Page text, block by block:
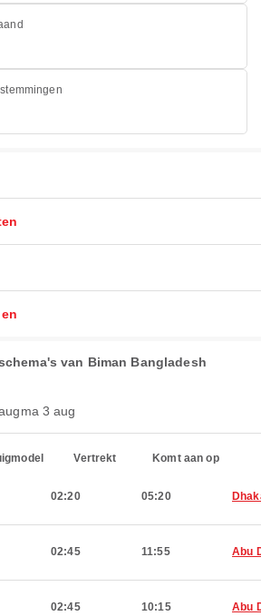
van Biman Bangladesh
ma 3 aug
Vertrekt Komt aan op
02:20 05:20
02:45 11:55 Abu
02:45 10:15 Abu